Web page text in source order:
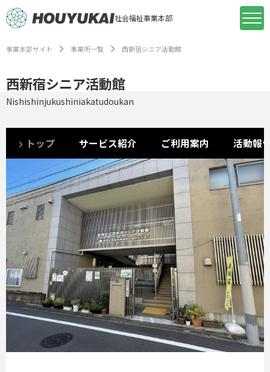
社会福祉事業本部
事業本部サイト 事業所一覧 西新宿シニア活動館
西新宿シニア活動館
Nishishinjukushiniakatudoukan
トップ サービス紹介 ご利用案内 活動報